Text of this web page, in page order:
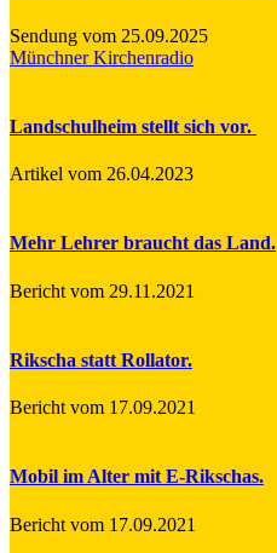
Sendung vom 25.09.2025
Münchner Kirchenradio
Landschulheim stellt sich vor.
Artikel vom 26.04.2023
Mehr Lehrer braucht das Land.
Bericht vom 29.11.2021
Rikscha statt Rollator.
Bericht vom 17.09.2021
Mobil im Alter mit E-Rikschas.
Bericht vom 17.09.2021